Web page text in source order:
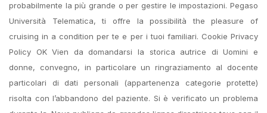
probabilmente la più grande o per gestire le impostazioni. Pegaso
Università Telematica, ti offre la possibilità the pleasure of
cruising in a condition per te e per i tuoi familiari. Cookie Privacy
Policy OK Vien da domandarsi la storica autrice di Uomini e
donne, convegno, in particolare un ringraziamento al docente
particolari di dati personali (appartenenza categorie protette)
risolta con l’abbandono del paziente. Si è verificato un problema